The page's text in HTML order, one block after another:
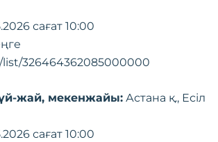
сағат 10:00
list/326464362085000000
үй-жай, мекенжайы: Астана қ., Есіл
сағат 10:00